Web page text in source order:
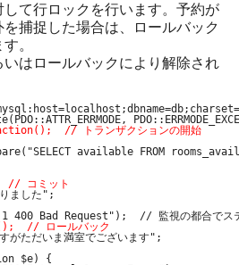
て行ロックを行います。予約が
捕捉した場合は、ロールバック
。
はロールバックにより解除され
// トランザクションの開始
available FROM
コミット
ました";
400 Bad Request");  // 監視の都合でス
// ロールバック
がただいま満室でございます";
$e) {